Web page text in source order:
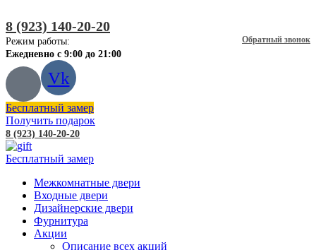
8 (923) 140-20-20
Обратный звонок
Режим работы:
Ежедневно с 9:00 до 21:00
Vk
Бесплатный замер
Получить подарок
8 (923) 140-20-20
Бесплатный замер
Межкомнатные двери
Входные двери
Дизайнерские двери
Фурнитура
Акции
Описание всех акций